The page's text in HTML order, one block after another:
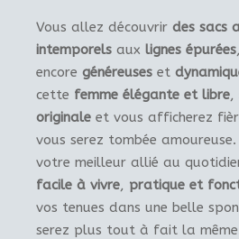
Vous allez découvrir des sacs
intemporels aux lignes épurées,
encore généreuses et
cette femme élégante et libre,
originale et vous afficherez
vous serez tombée
votre meilleur allié au
facile à vivre, pratique et
vos tenues dans une belle
serez plus tout à fait la même.